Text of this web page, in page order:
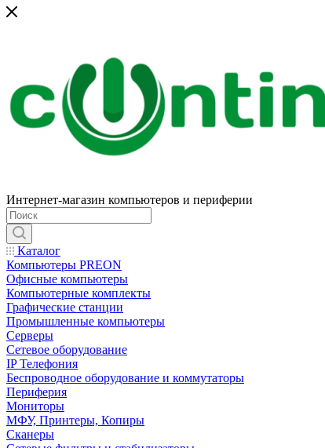
Интернет-магазин компьютеров и периферии
Каталог
Компьютеры PREON
Офисные компьютеры
Компьютерные комплекты
Графические станции
Промышленные компьютеры
Серверы
Сетевое оборудование
IP Телефония
Беспроводное оборудование и коммутаторы
Периферия
Мониторы
МФУ, Принтеры, Копиры
Сканеры